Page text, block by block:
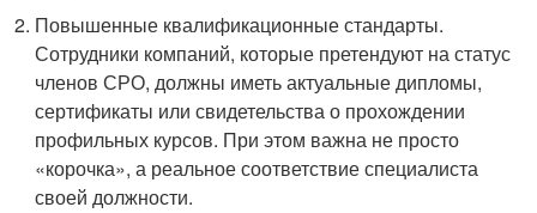
Повышенные квалификационные стандарты.
Сотрудники компаний, которые претендуют на статус
членов СРО, должны иметь актуальные дипломы,
сертификаты или свидетельства о прохождении
профильных курсов. При этом важна не просто
«корочка», а реальное соответствие специалиста
своей должности.